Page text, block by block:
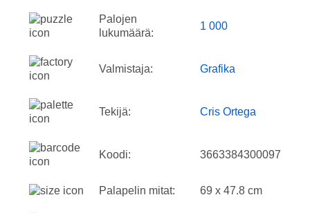
Palojen
lukumäärä:
1 000
Valmistaja: Grafika
Tekijä: Cris Ortega
Koodi: 3663384300097
Palapelin mitat: 69 x 47.8 cm